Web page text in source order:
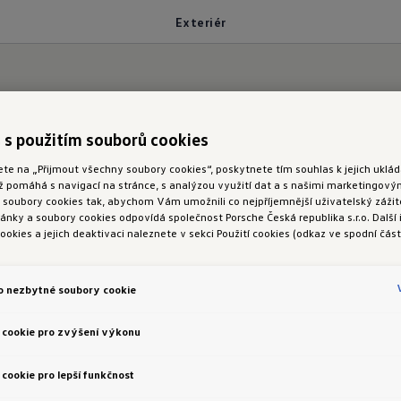
Exteriér
detailu
větší charakter: ve srovnání s předchozím
rysy, výraznější nárazníky a linie, jež projevují
s použitím souborů cookies
na „Přijmout všechny soubory cookies“, poskytnete tím souhlas k jejich
pomáhá s navigací na stránce, s analýzou využití dat a s našimi
cookies tak, abychom Vám umožnili co nejpříjemnější uživatelský
a soubory cookies odpovídá společnost Porsche Česká republika s.r.o. Další
a jejich deaktivaci naleznete v sekci Použití cookies (odkaz ve spodní
nezbytné soubory cookie
cookie pro zvýšení výkonu
pro lepší funkčnost